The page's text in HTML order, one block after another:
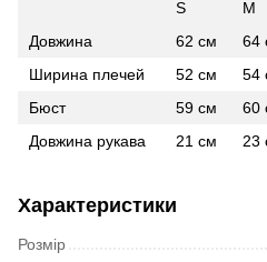
S
M
Довжина
62 см 64
Ширина плечей
52 см 54
Бюст
59 см 60
Довжина рукава
21 см 23
Характеристики
Розмір